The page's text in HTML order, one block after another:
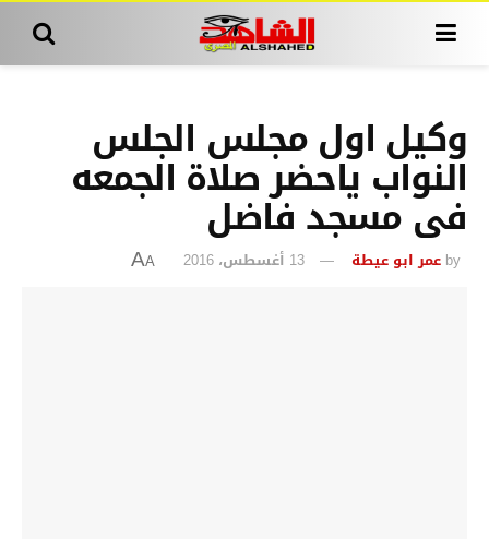
وكيل اول مجلس الجلس
النواب ياحضر صلاة الجمعه
فى مسجد فاضل
by عمر ابو عيطة 13 أغسطس، 2016 A
A